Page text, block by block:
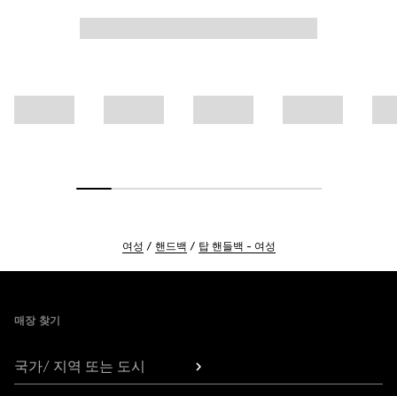
여성 핸드백 탑 핸들백 - 여성
매장 찾기
국가/ 지역 또는 도시